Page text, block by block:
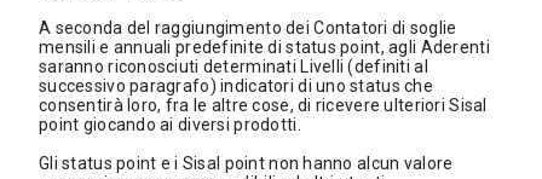
A seconda del raggiungimento dei Contatori di soglie
mensili e annuali predefinite di status point, agli Aderenti
saranno riconosciuti determinati Livelli (definiti al
successivo paragrafo) indicatori di uno status che
consentirà loro, fra le altre cose, di ricevere ulteriori Sisal
point giocando ai diversi prodotti.
Gli status point e i Sisal point non hanno alcun valore